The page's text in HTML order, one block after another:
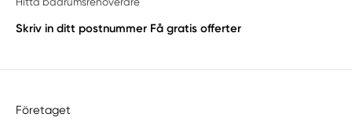
Skriv in ditt postnummer Få gratis offerter
Företaget